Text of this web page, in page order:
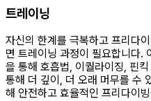
트레이닝
자신의 한계를 극복하고 프리다
면 트레이닝 과정이 필요합니다.
을 통해 호흡법, 이퀄라이징, 핀
통해 더 깊이, 더 오래 머무를 수
해 안전하고 효율적인 프리다이